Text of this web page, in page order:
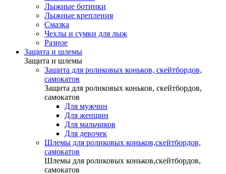
Лыжные ботинки
Лыжные крепления
Смазка
Чехлы и сумки для лыж
Разное
Защита и шлемы
Защита и шлемы
Защита для роликовых коньков, скейтбордов,
самокатов
Защита для роликовых коньков, скейтбордов,
самокатов
Для мужчин
Для женщин
Для мальчиков
Для девочек
Шлемы для роликовых коньков,скейтбордов,
самокатов
Шлемы для роликовых коньков,скейтбордов,
самокатов